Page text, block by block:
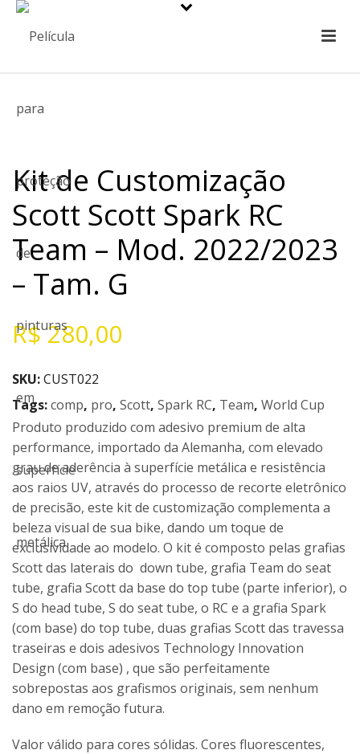
Kit de Customização
Scott Scott Spark RC
Team – Mod. 2022/2023
– Tam. G
R$280,00
SKU:CUST022
Tags:comp, pro, Scott, Spark RC, Team, World Cup
Produto produzido com adesivo premium de alta
performance, importado da Alemanha, com elevado
grau de aderência à superfície metálica e resistência
aos raios UV, através do processo de recorte eletrônico
de precisão, este kit de customização complementa a
beleza visual de sua bike, dando um toque de
exclusividade ao modelo. O kit é composto pelas grafias
Scott das laterais do down tube, grafia Team do seat
tube, grafia Scott da base do top tube (parte inferior), o
S do head tube, S do seat tube, o RC e a grafia Spark
(com base) do top tube, duas grafias Scott das travessa
traseiras e dois adesivos Technology Innovation
Design (com base) , que são perfeitamente
sobrepostas aos grafismos originais, sem nenhum
dano em remoção futura.
Valor válido para cores sólidas. Cores fluorescentes,